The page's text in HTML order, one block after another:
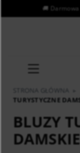
BLUZY
DAMSKIE
TURYSTYCZNE